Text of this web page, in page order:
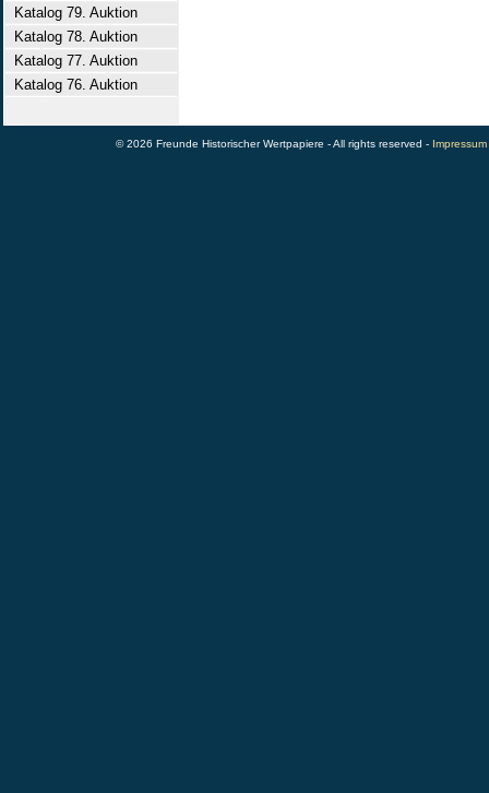
Katalog 79. Auktion
Katalog 78. Auktion
Katalog 77. Auktion
Katalog 76. Auktion
© 2026 Freunde Historischer Wertpapiere - All rights reserved - Impressum